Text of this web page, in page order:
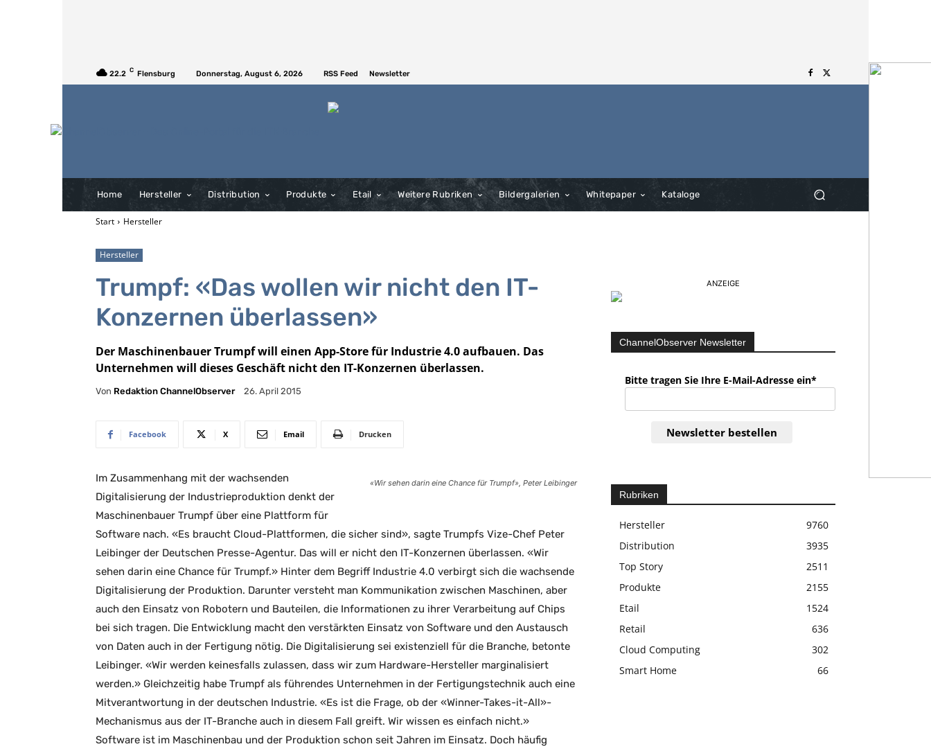
22.2 C Flensburg Donnerstag, August 6, 2026 RSS Feed Newsletter
Home Hersteller Distribution Produkte Etail Weitere Rubriken Bildergalerien Whitepaper Kataloge
Start Hersteller
Hersteller
Trumpf: «Das wollen wir nicht den IT-
Konzernen überlassen»
Der Maschinenbauer Trumpf will einen App-Store für Industrie 4.0 aufbauen. Das
Unternehmen will dieses Geschäft nicht den IT-Konzernen überlassen.
Von Redaktion ChannelObserver 26. April 2015
Facebook X Email Drucken
«Wir sehen darin eine Chance für Trumpf», Peter Leibinger
Im Zusammenhang mit der wachsenden
Digitalisierung der Industrieproduktion denkt der
Maschinenbauer Trumpf über eine Plattform für
Software nach. «Es braucht Cloud-Plattformen, die sicher sind», sagte Trumpfs Vize-Chef Peter
Leibinger der Deutschen Presse-Agentur. Das will er nicht den IT-Konzernen überlassen. «Wir
sehen darin eine Chance für Trumpf.» Hinter dem Begriff Industrie 4.0 verbirgt sich die wachsende
Digitalisierung der Produktion. Darunter versteht man Kommunikation zwischen Maschinen, aber
auch den Einsatz von Robotern und Bauteilen, die Informationen zu ihrer Verarbeitung auf Chips
bei sich tragen. Die Entwicklung macht den verstärkten Einsatz von Software und den Austausch
von Daten auch in der Fertigung nötig. Die Digitalisierung sei existenziell für die Branche, betonte
Leibinger. «Wir werden keinesfalls zulassen, dass wir zum Hardware-Hersteller marginalisiert
werden.» Gleichzeitig habe Trumpf als führendes Unternehmen in der Fertigungstechnik auch eine
Mitverantwortung in der deutschen Industrie. «Es ist die Frage, ob der «Winner-Takes-it-All»-
Mechanismus aus der IT-Branche auch in diesem Fall greift. Wir wissen es einfach nicht.»
Software ist im Maschinenbau und der Produktion schon seit Jahren im Einsatz. Doch häufig
ANZEIGE
ChannelObserver Newsletter
Bitte tragen Sie Ihre E-Mail-Adresse ein*
Newsletter bestellen
Rubriken
Hersteller
9760
Distribution
3935
Top Story
2511
Produkte
2155
Etail
1524
Retail
636
Cloud Computing
302
Smart Home
66